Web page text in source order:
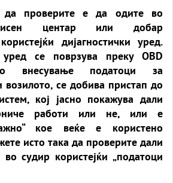
да проверите е да одите во
центар или добар
дијагностички уред.
уред се поврзува преку OBD
внесување податоци за
возилото, се добива пристап до
кој јасно покажува дали
работи или не, или е
кое веќе е користено
исто така да проверите дали
судир користејќи „податоци